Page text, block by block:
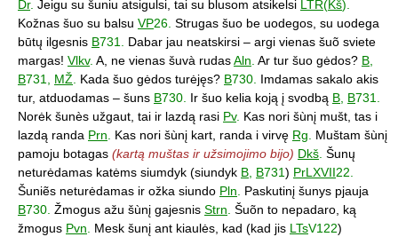
Dr. Jeigu su šuniu atsigulsi, tai su blusom atsikelsi LTR(Kš).
Kožnas šuo su balsu VP26. Strugas šuo be uodegos, su uodega
būtų ilgesnis B731. Dabar jau neatskirsi – argi vienas šuõ sviete
margas! Vlkv. A, ne vienas šuvà rudasAln. Ar tur šuo gėdos? B,
B731, MŽ. Kada šuo gėdos turėjęs? B730. Imdamas sakalo akis
tur, atduodamas – šuns B730. Ir šuo kelia koją į svodbą B, B731.
Norėk šunès užgaut, tai ir lazdą rasi Pv. Kas nori šùnį mušt, tas i
lazdą randa Prn. Kas nori šùnį kart, randa i virvę Rg. Muštam šùnį
pamoju botagas (kartą muštas ir užsimojimo bijo) Dkš. Šunų
neturėdamas katėms siumdyk (siundyk B, B731) PrLXVII22.
Šuniẽs neturėdamas ir ožka siundo Pln. Paskutinį šunys pjauja
B730. Žmogus ažu šùnį gajesnis Strn. Šuõn to nepadaro, ką
žmogus Pvn. Mesk šunį ant kiaulės, kad (kad jis LTsV122)